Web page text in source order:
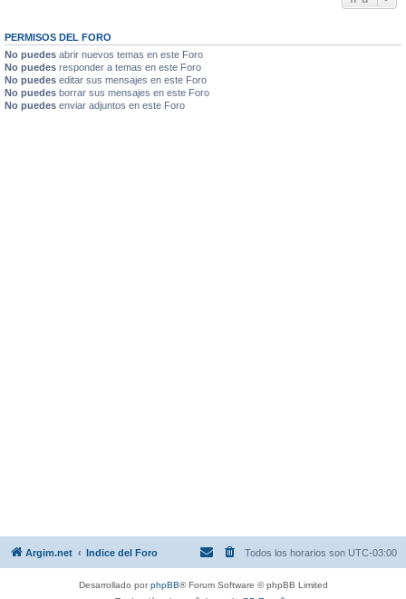
PERMISOS DEL FORO
No puedes abrir nuevos temas en este Foro
No puedes responder a temas en este Foro
No puedes editar sus mensajes en este Foro
No puedes borrar sus mensajes en este Foro
No puedes enviar adjuntos en este Foro
Argim.net Indice del Foro Todos los horarios son UTC-03:00
Desarrollado porphpBB® Forum Software © phpBB Limited